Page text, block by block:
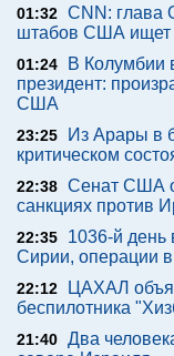
01:32 CNN: глава
штабов США ищет
01:24
В Колумбии
президент:
США
23:25
Из Арары в
критическом
22:38 Сенат США
санкциях против
22:35
1036-й день
Сирии, операции
22:12
ЦАХАЛ
беспилотника
21:40 Два